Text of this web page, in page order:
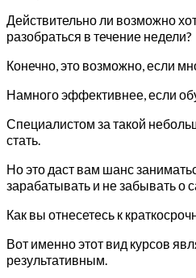
Действительно ли возможно
разобраться в течение недели?
Конечно, это возможно, если
Намного эффективнее, если
Специалистом за такой
стать.
Но это даст вам шанс
зарабатывать и не забывать о
Как вы отнесетесь к
Вот именно этот вид курсов
результативным.